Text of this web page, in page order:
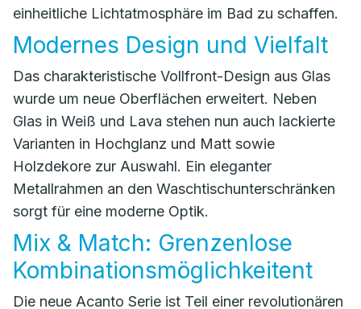
einheitliche Lichtatmosphäre im Bad zu schaffen.
Modernes Design und Vielfalt
Das charakteristische Vollfront-Design aus Glas
wurde um neue Oberflächen erweitert. Neben
Glas in Weiß und Lava stehen nun auch lackierte
Varianten in Hochglanz und Matt sowie
Holzdekore zur Auswahl. Ein eleganter
Metallrahmen an den Waschtischunterschränken
sorgt für eine moderne Optik.
Mix & Match: Grenzenlose
Kombinationsmöglichkeitent
Die neue Acanto Serie ist Teil einer revolutionären